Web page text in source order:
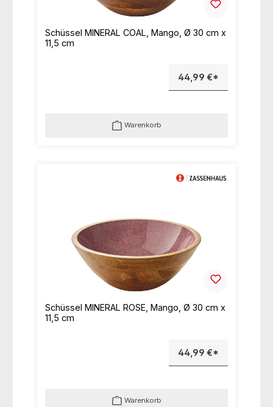
Schüssel MINERAL COAL, Mango, Ø 30 cm x
11,5 cm
44,99 €*
Warenkorb
Schüssel MINERAL ROSE, Mango, Ø 30 cm x
11,5 cm
44,99 €*
Warenkorb